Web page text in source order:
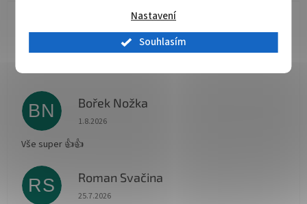
Nastavení
Souhlasím
RH Hodnocení obchodu je 5 z 5 hvězdiček.
Vše O.K.
BN Bořek Nožka
Hodnocení obchodu je 5 z 5 hvězdiček.
1.8.2026
Vše super 👍👍
RS Roman Svačina
Hodnocení obchodu je 5 z 5 hvězdiček.
25.7.2026